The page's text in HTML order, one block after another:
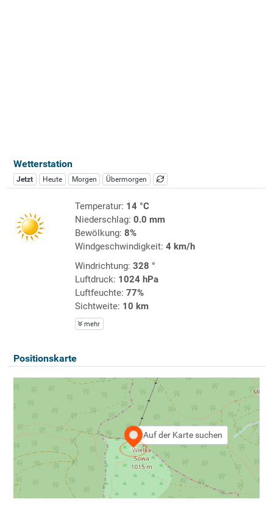
Wetterstation
Jetzt Heute Morgen Übermorgen
Temperatur: 14 °C
Niederschlag: 0.0 mm
Bewölkung: 8%
Windgeschwindigkeit: 4 km/h
Windrichtung: 328 °
Luftdruck: 1024 hPa
Luftfeuchte: 77%
Sichtweite: 10 km
mehr
Positionskarte
Auf der Karte suchen